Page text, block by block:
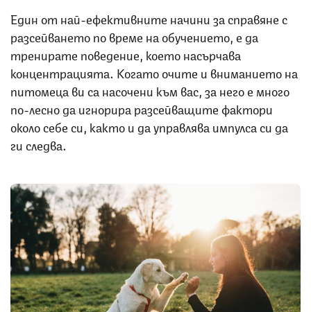
Един от най-ефективните начини за справяне с
разсейването по време на обучението, е да
тренирате поведение, което насърчава
концентрацията. Когато очите и вниманието на
питомеца ви са насочени към вас, за него е много
по-лесно да игнорира разсейващите фактори
около себе си, както и да управлява импулса си да
ги следва.